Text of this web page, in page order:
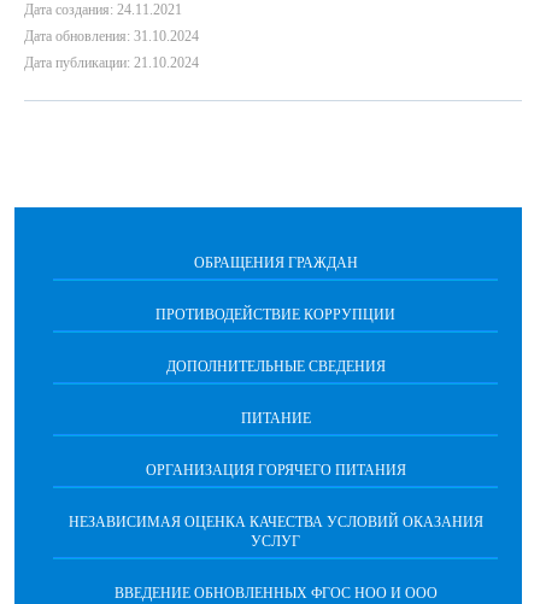
Дата создания: 24.11.2021
Дата обновления: 31.10.2024
Дата публикации: 21.10.2024
ОБРАЩЕНИЯ ГРАЖДАН
ПРОТИВОДЕЙСТВИЕ КОРРУПЦИИ
ДОПОЛНИТЕЛЬНЫЕ СВЕДЕНИЯ
ПИТАНИЕ
ОРГАНИЗАЦИЯ ГОРЯЧЕГО ПИТАНИЯ
НЕЗАВИСИМАЯ ОЦЕНКА КАЧЕСТВА УСЛОВИЙ ОКАЗАНИЯ
УСЛУГ
ВВЕДЕНИЕ ОБНОВЛЕННЫХ ФГОС НОО И ООО